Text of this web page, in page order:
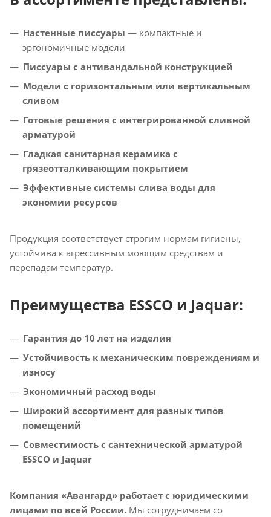
Настенные писсуары — компактные и
эргономичные модели
Писсуары с антивандальной конструкцией
Модели с горизонтальным или вертикальным
сливом
Готовые решения с интегрированной сливной
арматурой
Гладкая санитарная керамика с
грязеотталкивающим покрытием
Эффективные системы слива воды для
экономии ресурсов
Продукция соответствует строгим нормам гигиены,
устойчива к агрессивным моющим средствам и
перепадам температур.
Преимущества ESSCO и Jaquar:
Гарантия до 10 лет на изделия
Устойчивость к механическим повреждениям и
износу
Экономичный расход воды
Широкий ассортимент для разных типов
помещений
Совместимость с сантехнической арматурой
ESSCO и Jaquar
Компания «Авангард» работает с юридическими
лицами по всей России. Мы сотрудничаем со